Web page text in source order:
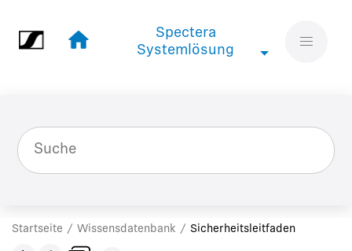
Spectera Systemlösung
Spectera
Systemlösung
Startseite Wissensdatenbank Sicherheitsleitfaden